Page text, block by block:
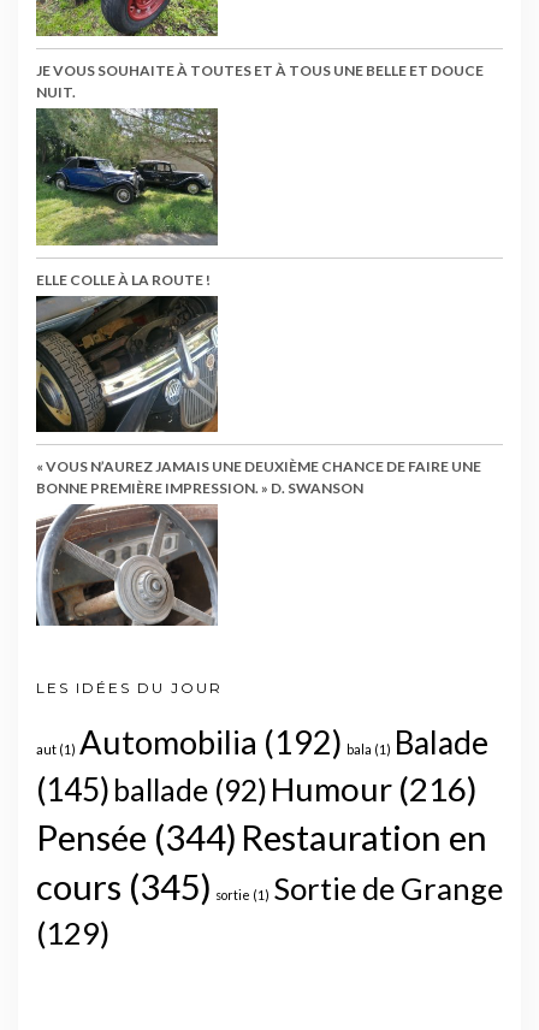
JE VOUS SOUHAITE À TOUTES ET À TOUS UNE BELLE ET DOUCE
NUIT.
ELLE COLLE À LA ROUTE !
« VOUS N’AUREZ JAMAIS UNE DEUXIÈME CHANCE DE FAIRE UNE
BONNE PREMIÈRE IMPRESSION. » D. SWANSON
LES IDÉES DU JOUR
aut (1) Automobilia (192) bala (1) Balade
(145) ballade (92) Humour (216)
Pensée (344) Restauration en
cours (345) sortie (1) Sortie de Grange
(129)